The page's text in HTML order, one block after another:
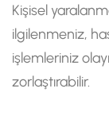
Kişisel
ilgilenmeniz,
işlemleriniz
zorlaştırabilir.